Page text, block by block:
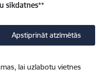
sīkdatnes**
Apstiprināt atzīmētās
lai uzlabotu vietnes